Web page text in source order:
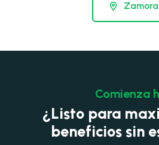
Zamora
Comienza
¿Listo para
beneficios sin